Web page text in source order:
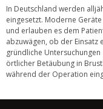
In Deutschland werden
eingesetzt. Moderne
und erlauben es dem
abzuwägen, ob der Einsatz
gründliche
örtlicher Betäubung in
während der Operation